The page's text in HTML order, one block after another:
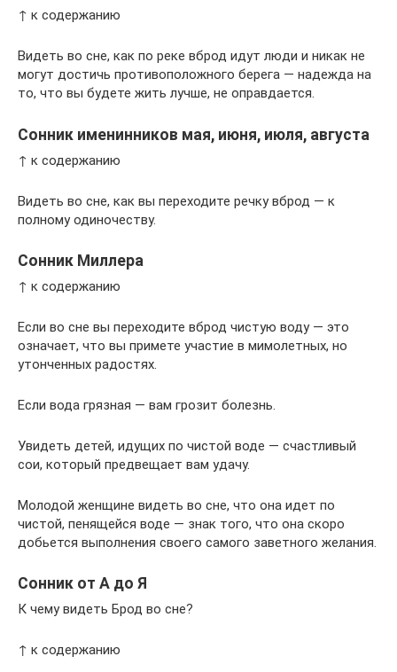
↑ к содержанию
Видеть во сне, как по реке вброд идут люди и никак не
могут достичь противоположного берега — надежда на
то, что вы будете жить лучше, не оправдается.
Сонник именинников мая, июня, июля, августа
↑ к содержанию
Видеть во сне, как вы переходите речку вброд — к
полному одиночеству.
Сонник Миллера
↑ к содержанию
Если во сне вы переходите вброд чистую воду — это
означает, что вы примете участие в мимолетных, но
утонченных радостях.
Если вода грязная — вам грозит болезнь.
Увидеть детей, идущих по чистой воде — счастливый
сои, который предвещает вам удачу.
Молодой женщине видеть во сне, что она идет по
чистой, пенящейся воде — знак того, что она скоро
добьется выполнения своего самого заветного желания.
Сонник от А до Я
К чему видеть Брод во сне?
↑ к содержанию